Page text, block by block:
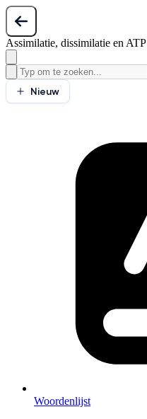
Assimilatie, dissimilatie en ATP
Nieuw
Woordenlijst